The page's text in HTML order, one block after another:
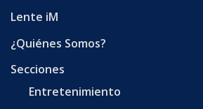
Lente iM
¿Quiénes Somos?
Secciones
Entretenimiento